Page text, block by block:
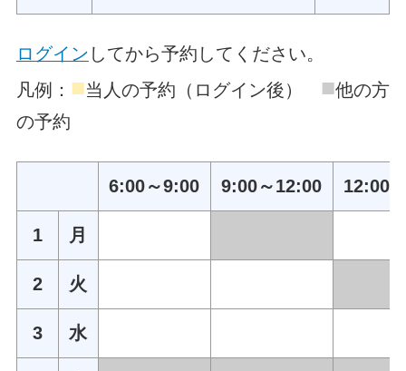
ログイン してから予約してください。
凡例： ■当人の予約（ログイン後） ■他の方
の予約
6:00～9:00 9:00～12:00 12:00
1 月
2 火
3 水